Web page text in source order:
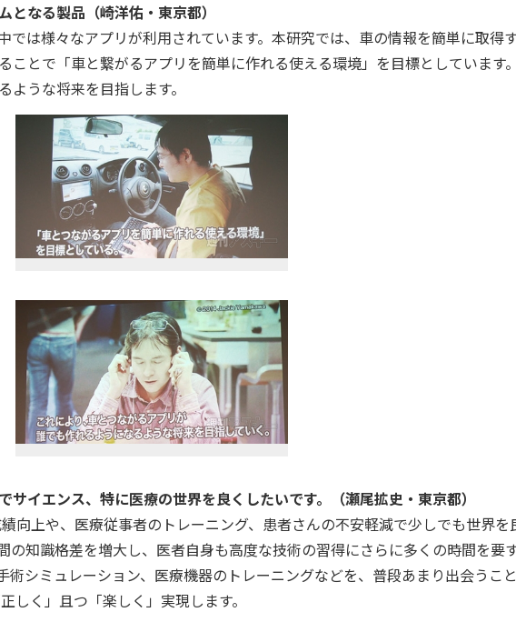
なる製品（崎洋佑・東京都）
では様々なアプリが利用されています。本研究では、車の情報を簡単に取得
ことで「車と繋がるアプリを簡単に作れる使える環境」を目標としています
うな将来を目指します。
サイエンス、特に医療の世界を良くしたいです。（瀬尾拡史・東京都）
向上や、医療従事者のトレーニング、患者さんの不安軽減で少しでも世界を
の知識格差を増大し、医者自身も高度な技術の習得にさらに多くの時間を要
術シミュレーション、医療機器のトレーニングなどを、普段あまり出会うこ
しく」且つ「楽しく」実現します。